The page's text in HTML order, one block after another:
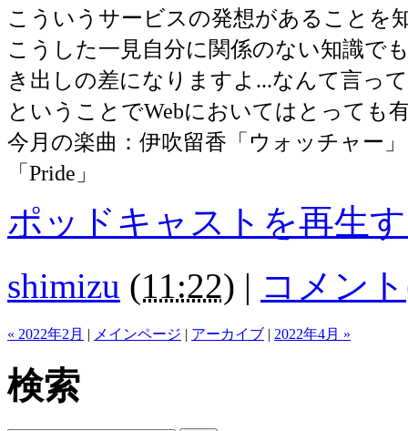
こういうサービスの発想があることを
こうした一見自分に関係のない知識で
き出しの差になりますよ...なんて言っ
ということでWebにおいてはとっても
今月の楽曲：伊吹留香「ウォッチャー
「Pride」
ポッドキャストを再生
shimizu (11:22) | コメン
« 2022年2月 | メインページ | アーカイブ | 2022年4月 »
検索